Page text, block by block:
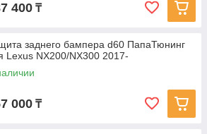
400 ₸
заднего бампера d60 ПапаТюнинг
Lexus NX200/NX300 2017-
000 ₸